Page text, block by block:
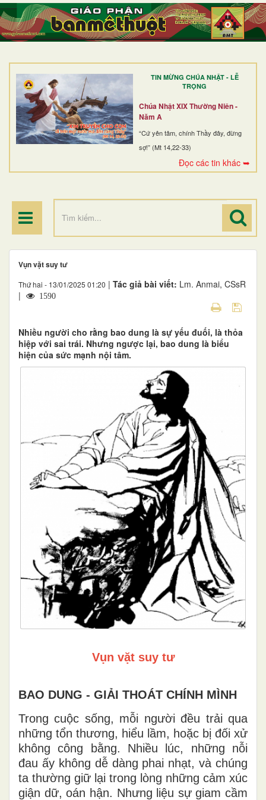
TIN MỪNG CHÚA NHẬT - LỄ
TRỌNG
Chúa Nhật XIX Thường Niên -
Năm A
“Cứ yên tâm, chính Thầy đây, đừng
sợ!” (Mt 14,22-33)
Đọc các tin khác ➥
TRANG NHẤT
GIỚI THIỆU
DÒNG TU
BAN MỤC VỤ
ĐOÀN THỂ CG
ĐIỂM HÀNH HƯƠNG
Vụn vặt suy tư
Thứ hai - 13/01/2025 01:20 | Tác giả bài viết: Lm. Anmai, CSsR
|
1590
Nhiều người cho rằng bao dung là sự yếu đuối, là thỏa
hiệp với sai trái. Nhưng ngược lại, bao dung là biểu
hiện của sức mạnh nội tâm.
Vụn vặt suy tư
BAO DUNG - GIẢI THOÁT CHÍNH MÌNH
Trong cuộc sống, mỗi người đều trải qua
những tổn thương, hiểu lầm, hoặc bị đối xử
không công bằng. Nhiều lúc, những nỗi
đau ấy không dễ dàng phai nhạt, và chúng
ta thường giữ lại trong lòng những cảm xúc
giận dữ, oán hận. Nhưng liệu sự giam cầm